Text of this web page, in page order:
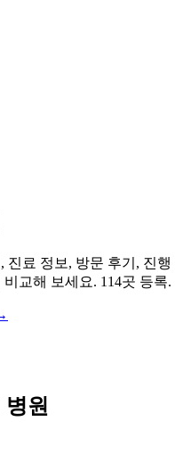
진료 정보, 방문 후기, 진행
교해 보세요. 114곳 등록.
원